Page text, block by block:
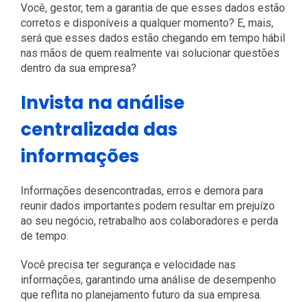
Você, gestor, tem a garantia de que esses dados estão
corretos e disponíveis a qualquer momento? E, mais,
será que esses dados estão chegando em tempo hábil
nas mãos de quem realmente vai solucionar questões
dentro da sua empresa?
Invista na análise
centralizada das
informações
Informações desencontradas, erros e demora para
reunir dados importantes podem resultar em prejuízo
ao seu negócio, retrabalho aos colaboradores e perda
de tempo.
Você precisa ter segurança e velocidade nas
informações, garantindo uma análise de desempenho
que reflita no planejamento futuro da sua empresa.